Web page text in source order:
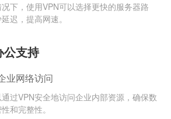
下，使用VPN可以选择更快的服务器路
迟，提高网速。
公支持
业网络访问
过VPN安全地访问企业内部资源，确保数
和完整性。